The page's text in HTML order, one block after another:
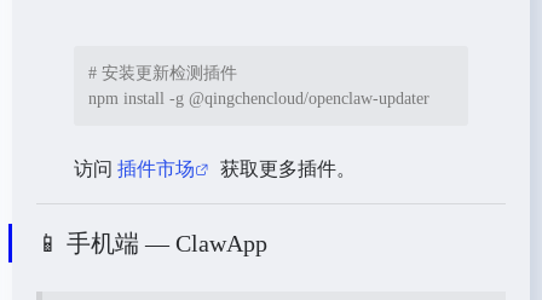
# 安装更新检测插件
npm install -g @qingchencloud/openclaw-updater
访问 插件市场 获取更多插件。
📱 手机端 — ClawApp